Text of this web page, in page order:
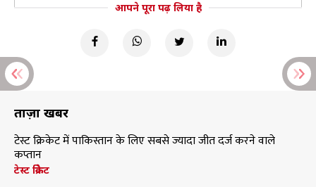
आपने पूरा पढ़ लिया है
ताज़ा खबरें
टेस्ट क्रिकेट में पाकिस्तान के लिए सबसे ज्यादा जीत दर्ज करने वाले
कप्तान
टेस्ट क्रिकेट